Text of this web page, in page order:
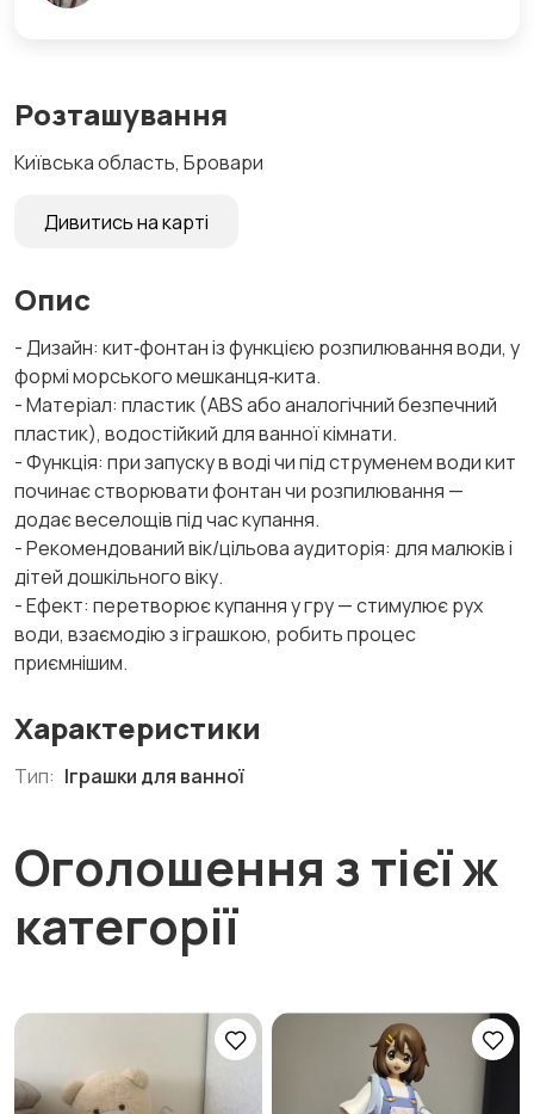
Розташування
Київська область, Бровари
Дивитись на карті
Опис
- Дизайн: кит‑фонтaн із функцією розпилювання води, у
формі морського мешканця‑кита.
- Матеріал: пластик (ABS або аналогічний безпечний
пластик), водостійкий для ванної кімнати.
- Функція: при запуску в воді чи під струменем води кит
починає створювати фонтан чи розпилювання —
додає веселощів під час купання.
- Рекомендований вік/цільова аудиторія: для малюків і
дітей дошкільного віку.
- Ефект: перетворює купання у гру — стимулює рух
води, взаємодію з іграшкою, робить процес
приємнішим.
Характеристики
Тип: Іграшки для ванної
Оголошення з тієї ж
категорії